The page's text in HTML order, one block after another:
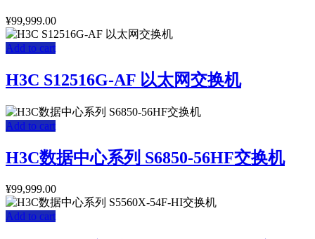
¥99,999.00
Add to cart
H3C S12516G-AF 以太网交换机
Add to cart
H3C数据中心系列 S6850-56HF交换机
¥99,999.00
Add to cart